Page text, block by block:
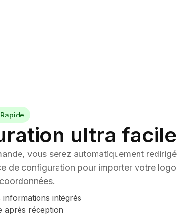
ultra facile
vous serez automatiquement redirigé
de configuration pour importer votre logo
informations intégrés
après réception